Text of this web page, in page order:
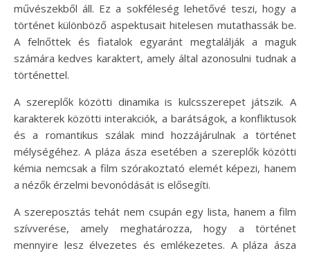
művészekből áll. Ez a sokféleség lehetővé teszi, hogy a
történet különböző aspektusait hitelesen mutathassák be.
A felnőttek és fiatalok egyaránt megtalálják a maguk
számára kedves karaktert, amely által azonosulni tudnak a
történettel.
A szereplők közötti dinamika is kulcsszerepet játszik. A
karakterek közötti interakciók, a barátságok, a konfliktusok
és a romantikus szálak mind hozzájárulnak a történet
mélységéhez. A pláza ásza esetében a szereplők közötti
kémia nemcsak a film szórakoztató elemét képezi, hanem
a nézők érzelmi bevonódását is elősegíti.
A szereposztás tehát nem csupán egy lista, hanem a film
szívverése, amely meghatározza, hogy a történet
mennyire lesz élvezetes és emlékezetes. A pláza ásza